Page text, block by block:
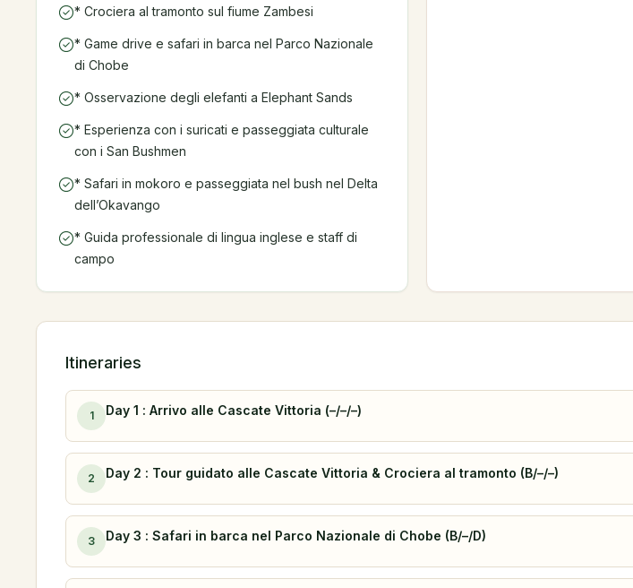
* Crociera al tramonto sul fiume Zambesi
* Game drive e safari in barca nel Parco Nazionale
di Chobe
* Osservazione degli elefanti a Elephant Sands
* Esperienza con i suricati e passeggiata culturale
con i San Bushmen
* Safari in mokoro e passeggiata nel bush nel Delta
dell’Okavango
* Guida professionale di lingua inglese e staff di
campo
Itineraries
1 Day 1 : Arrivo alle Cascate Vittoria (–/–/–)
2 Day 2 : Tour guidato alle Cascate Vittoria & Crociera al tramonto (B/–/–)
3 Day 3 : Safari in barca nel Parco Nazionale di Chobe (B/–/D)